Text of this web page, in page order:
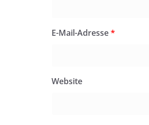
E-Mail-Adresse*
Website